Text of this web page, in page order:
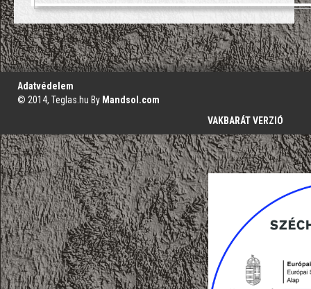
';
Adatvédelem
© 2014, Teglas.hu By Mandsol.com
VAKBARÁT VERZIÓ